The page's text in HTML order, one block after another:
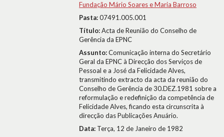
Fundação Mário Soares e Maria Barroso
Pasta:07491.005.001
Título:Acta de Reunião do Conselho de
Gerência da EPNC
Assunto:Comunicação interna do Secretário
Geral da EPNC à Direcção dos Serviços de
Pessoal e a José da Felicidade Alves,
transmitindo extracto da acta da reunião do
Conselho de Gerência de 30.DEZ.1981 sobre a
reformulação e redefinição da competência de
Felicidade Alves, ficando esta circunscrita à
direcção das Publicações Anuário.
Data: Terça, 12 de Janeiro de 1982